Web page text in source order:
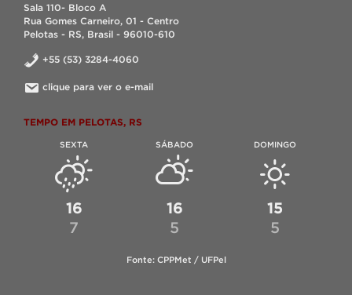
Sala 110- Bloco A
Rua Gomes Carneiro, 01 - Centro
Pelotas - RS, Brasil - 96010-610
+55 (53) 3284-4060
clique para ver o e-mail
TEMPO EM PELOTAS, RS
SEXTA
16
7
SÁBADO
16
5
DOMINGO
15
5
Fonte: CPPMet / UFPel